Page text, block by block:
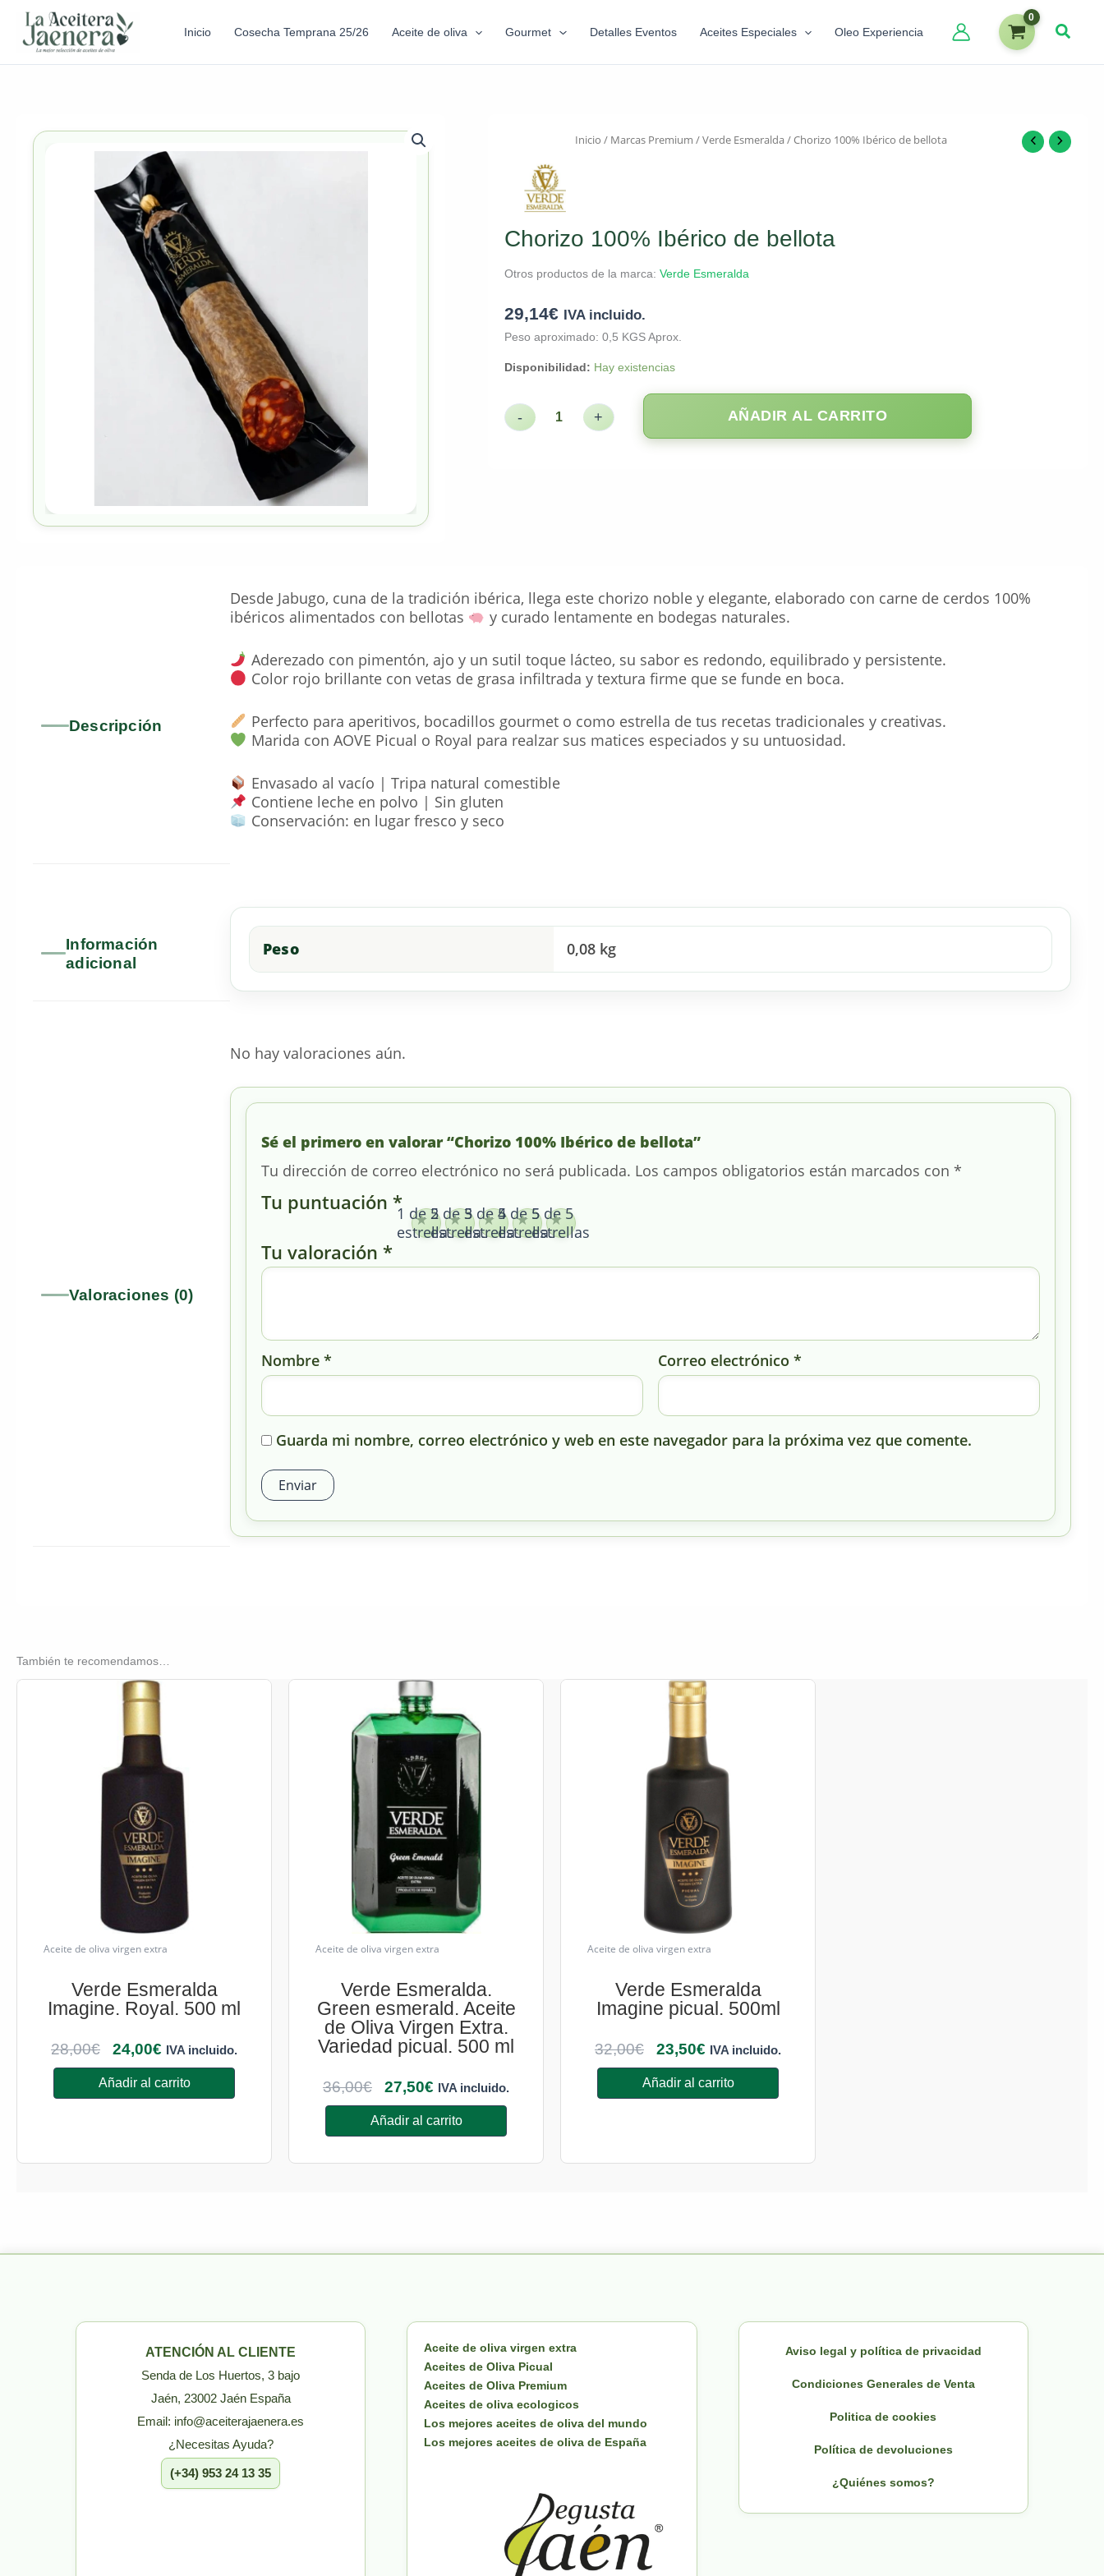
Inicio Cosecha Temprana 25/26 Aceite de oliva Gourmet Detalles Eventos Aceites Especiales Oleo Experiencia
Inicio / Marcas Premium /Verde Esmeralda/ Chorizo 100% Ibérico de bellota
Chorizo 100% Ibérico de bellota
Otros productos de la marca: Verde Esmeralda
29,14€ IVA incluido.
Peso aproximado: 0,5 KGS Aprox.
Disponibilidad: Hay existencias
- + AÑADIR AL CARRITO
Descripción
Desde Jabugo, cuna de la tradición ibérica, llega este chorizo noble y elegante, elaborado con carne de cerdos 100%
ibéricos alimentados con bellotas
y curado lentamente en bodegas naturales.
Aderezado con pimentón, ajo y un sutil toque lácteo, su sabor es redondo, equilibrado y persistente.
Color rojo brillante con vetas de grasa infiltrada y textura firme que se funde en boca.
Perfecto para aperitivos, bocadillos gourmet o como estrella de tus recetas tradicionales y creativas.
Marida con AOVE Picual o Royal para realzar sus matices especiados y su untuosidad.
Envasado al vacío | Tripa natural comestible
Contiene leche en polvo | Sin gluten
Conservación: en lugar fresco y seco
Información
adicional
Peso 0,08 kg
Valoraciones (0)
No hay valoraciones aún.
Sé el primero en valorar “Chorizo 100% Ibérico de bellota”
Tu dirección de correo electrónico no será publicada. Los campos obligatorios están marcados con *
Tu puntuación *1 de 5
estrellas
2 de 5
estrellas
3 de 5
estrellas
4 de 5
estrellas
5 de 5
estrellas
Tu valoración *
Nombre * Correo electrónico*
Guarda mi nombre, correo electrónico y web en este navegador para la próxima vez que comente.
También te recomendamos…
Aceite de oliva virgen extra
Verde Esmeralda
Imagine. Royal. 500 ml
28,00€ 24,00€ IVA incluido.
Añadir al carrito
Aceite de oliva virgen extra
Verde Esmeralda.
Green esmerald. Aceite
de Oliva Virgen Extra.
Variedad picual. 500 ml
36,00€ 27,50€ IVA incluido.
Añadir al carrito
Aceite de oliva virgen extra
Verde Esmeralda
Imagine picual. 500ml
32,00€ 23,50€ IVA incluido.
Añadir al carrito
ATENCIÓN AL CLIENTE
Senda de Los Huertos, 3 bajo
Jaén, 23002 Jaén España
Email: info@aceiterajaenera.es
¿Necesitas Ayuda?
(+34) 953 24 13 35
Aceite de oliva virgen extra
Aceites de Oliva Picual
Aceites de Oliva Premium
Aceites de oliva ecologicos
Los mejores aceites de oliva del mundo
Los mejores aceites de oliva de España
Aviso legal y política de privacidad
Condiciones Generales de Venta
Politica de cookies
Política de devoluciones
¿Quiénes somos?